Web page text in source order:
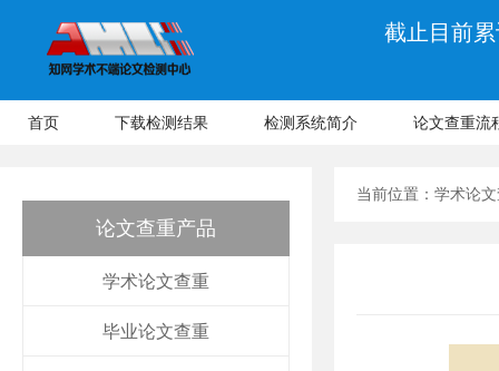
截止目前
首页 下载检测结果 检测系统简介 论文查重流
论文查重产品
学术论文查重
毕业论文查重
当前位置： 学术论